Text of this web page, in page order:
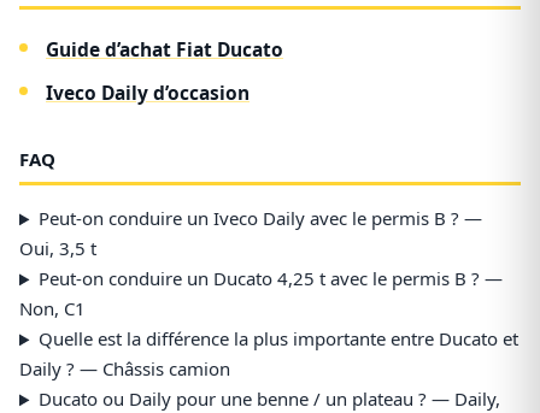
Guide d’achat Fiat Ducato
Iveco Daily d’occasion
FAQ
Peut-on conduire un Iveco Daily avec le permis B ? —
Oui, 3,5 t
Peut-on conduire un Ducato 4,25 t avec le permis B ? —
Non, C1
Quelle est la différence la plus importante entre Ducato et
Daily ? — Châssis camion
Ducato ou Daily pour une benne / un plateau ? — Daily,